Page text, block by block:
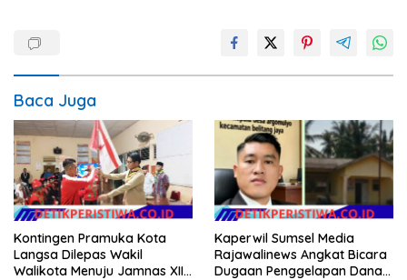
Baca Juga
Kontingen Pramuka Kota
Langsa Dilepas Wakil
Walikota Menuju Jamnas XII
Kaperwil Sumsel Media
Rajawalinews Angkat Bicara
Dugaan Penggelapan Dana